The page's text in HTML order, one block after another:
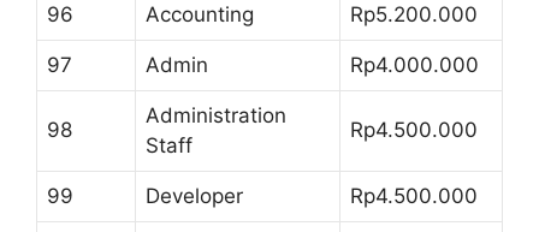
96 Accounting Rp5.200.000
97 Admin Rp4.000.000
98
Administration
Staff
Rp4.500.000
99 Developer Rp4.500.000